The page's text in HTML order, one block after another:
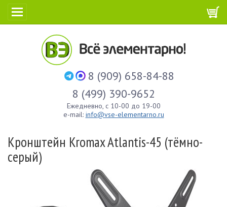
8 (909) 658-84-88
8 (499) 390-9652
Ежедневно, с 10-00 до 19-00
e-mail: info@vse-elementarno.ru
Кронштейн Kromax Atlantis-45 (тёмно-
серый)